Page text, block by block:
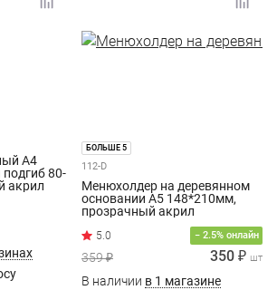
А4
80-
акрил
БОЛЬШЕ 5
112-D
Менюхолдер на деревянном
основании А5 148*210мм,
прозрачный акрил
− 2.5% онлайн
359 ₽ 350 ₽ шт
В наличии в 1 магазине